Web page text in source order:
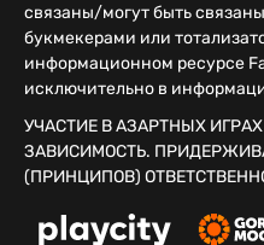
связаны/могут быть
букмекерами или
информационном ресурсе
исключительно в
УЧАСТИЕ В АЗАРТНЫХ
ЗАВИСИМОСТЬ.
(ПРИНЦИПОВ)